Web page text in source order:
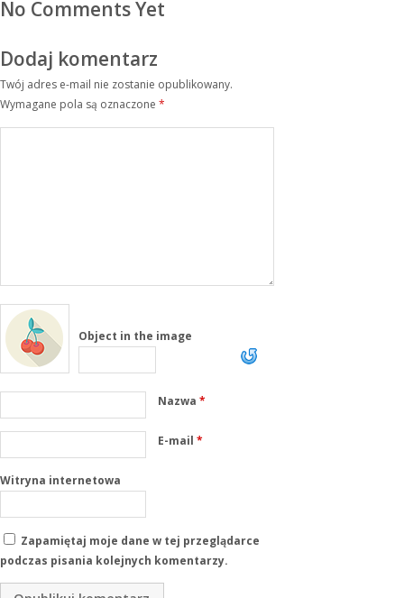
No Comments Yet
Dodaj komentarz
Twój adres e-mail nie zostanie opublikowany.
Wymagane pola są oznaczone *
Object in the image
Nazwa*
E-mail*
Witryna internetowa
Zapamiętaj moje dane w tej przeglądarce
podczas pisania kolejnych komentarzy.